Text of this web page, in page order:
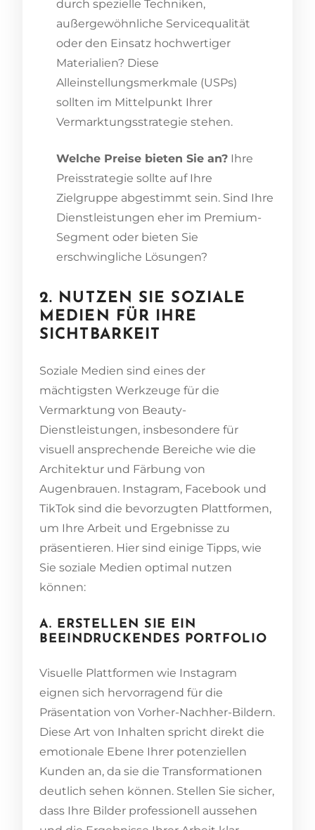
durch spezielle Techniken,
außergewöhnliche Servicequalität
oder den Einsatz hochwertiger
Materialien? Diese
Alleinstellungsmerkmale (USPs)
sollten im Mittelpunkt Ihrer
Vermarktungsstrategie stehen.
Welche Preise bieten Sie an? Ihre
Preisstrategie sollte auf Ihre
Zielgruppe abgestimmt sein. Sind Ihre
Dienstleistungen eher im Premium-
Segment oder bieten Sie
erschwingliche Lösungen?
2. NUTZEN SIE SOZIALE
MEDIEN FÜR IHRE
SICHTBARKEIT
Soziale Medien sind eines der
mächtigsten Werkzeuge für die
Vermarktung von Beauty-
Dienstleistungen, insbesondere für
visuell ansprechende Bereiche wie die
Architektur und Färbung von
Augenbrauen. Instagram, Facebook und
TikTok sind die bevorzugten Plattformen,
um Ihre Arbeit und Ergebnisse zu
präsentieren. Hier sind einige Tipps, wie
Sie soziale Medien optimal nutzen
können:
A. ERSTELLEN SIE EIN
BEEINDRUCKENDES PORTFOLIO
Visuelle Plattformen wie Instagram
eignen sich hervorragend für die
Präsentation von Vorher-Nachher-Bildern.
Diese Art von Inhalten spricht direkt die
emotionale Ebene Ihrer potenziellen
Kunden an, da sie die Transformationen
deutlich sehen können. Stellen Sie sicher,
dass Ihre Bilder professionell aussehen